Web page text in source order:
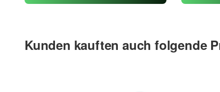
Kunden kauften auch folgende